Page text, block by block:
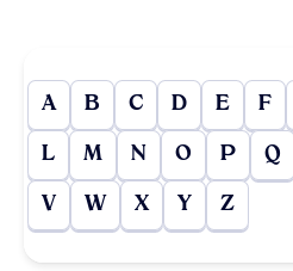
A B C D E F
L M N O P Q
V W X Y Z